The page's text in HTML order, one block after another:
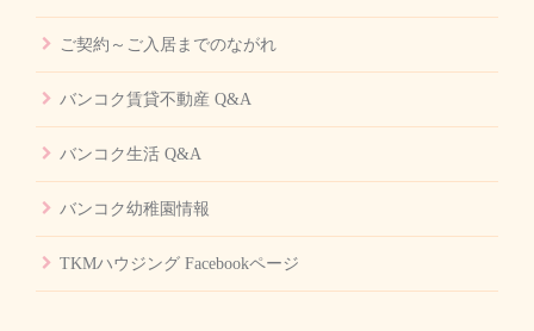
ご契約～ご入居までのながれ
バンコク賃貸不動産 Q&A
バンコク生活 Q&A
バンコク幼稚園情報
TKMハウジング Facebookページ